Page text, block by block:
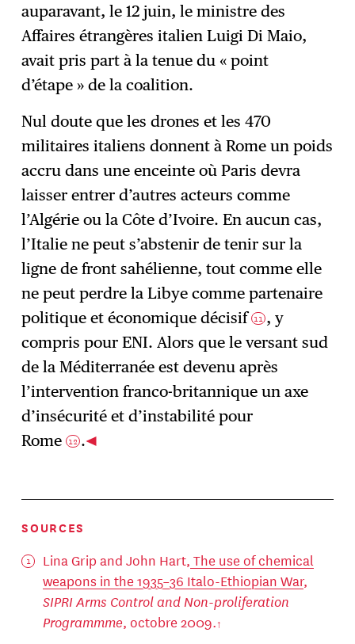
auparavant, le 12 juin, le ministre des
Affaires étrangères italien Luigi Di Maio,
avait pris part à la tenue du « point
d’étape » de la coalition.
Nul doute que les drones et les 470
militaires italiens donnent à Rome un poids
accru dans une enceinte où Paris devra
laisser entrer d’autres acteurs comme
l’Algérie ou la Côte d’Ivoire. En aucun cas,
l’Italie ne peut s’abstenir de tenir sur la
ligne de front sahélienne, tout comme elle
ne peut perdre la Libye comme partenaire
politique et économique décisif11 , y
compris pour ENI. Alors que le versant sud
de la Méditerranée est devenu après
l’intervention franco-britannique un axe
d’insécurité et d’instabilité pour
Rome12 .
SOURCES
Lina Grip and John Hart, The use of chemical
weapons in the 1935–36 Italo-Ethiopian War,
SIPRI Arms Control and Non-proliferation
Programmme, octobre 2009.